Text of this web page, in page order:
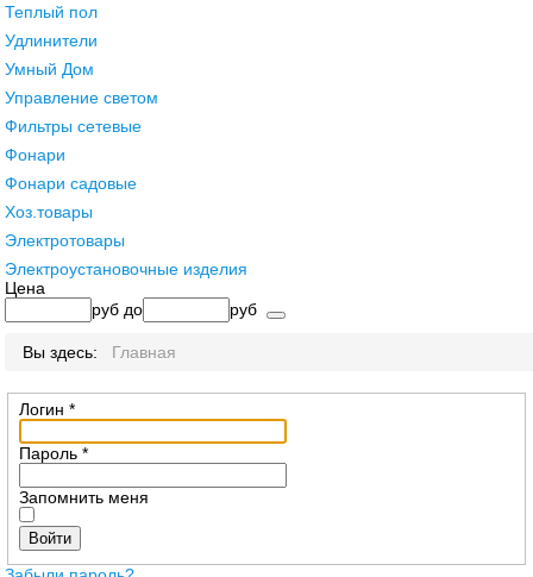
Теплый пол
Удлинители
Умный Дом
Управление светом
Фильтры сетевые
Фонари
Фонари садовые
Хоз.товары
Электротовары
Электроустановочные изделия
Цена
руб до руб
Вы здесь: Главная
Логин *
Пароль *
Запомнить меня
Войти